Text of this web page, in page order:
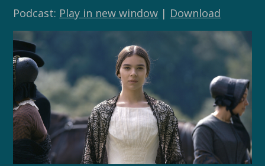
Podcast: Play in new window | Download